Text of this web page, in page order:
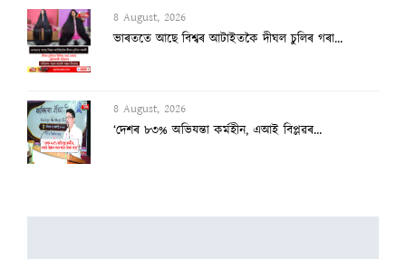
8 August, 2026
ভাৰততে আছে বিশ্বৰ আটাইতকৈ দীঘল চুলিৰ গৰা...
8 August, 2026
‘দেশৰ ৮৩% অভিযন্তা কৰ্মহীন, এআই বিপ্লৱৰ...
২৫ হাজাৰৰ স্ব-গণনা সম্পন্ন